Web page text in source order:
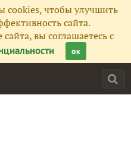
cookies, чтобы улучшить
сайта.
вы соглашаетесь с
ок